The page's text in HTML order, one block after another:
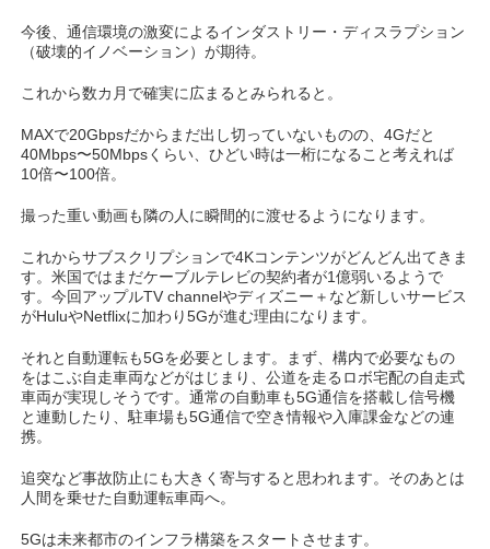
今後、通信環境の激変によるインダストリー・ディスラプション
（破壊的イノベーション）が期待。
これから数カ月で確実に広まるとみられると。
MAXで20Gbpsだからまだ出し切っていないものの、4Gだと
40Mbps〜50Mbpsくらい、ひどい時は一桁になること考えれば
10倍〜100倍。
撮った重い動画も隣の人に瞬間的に渡せるようになります。
これからサブスクリプションで4Kコンテンツがどんどん出てきま
す。米国ではまだケーブルテレビの契約者が1億弱いるようで
す。今回アップルTV channelやディズニー＋など新しいサービス
がHuluやNetflixに加わり5Gが進む理由になります。
それと自動運転も5Gを必要とします。まず、構内で必要なもの
をはこぶ自走車両などがはじまり、公道を走るロボ宅配の自走式
車両が実現しそうです。通常の自動車も5G通信を搭載し信号機
と連動したり、駐車場も5G通信で空き情報や入庫課金などの連
携。
追突など事故防止にも大きく寄与すると思われます。そのあとは
人間を乗せた自動運転車両へ。
5Gは未来都市のインフラ構築をスタートさせます。